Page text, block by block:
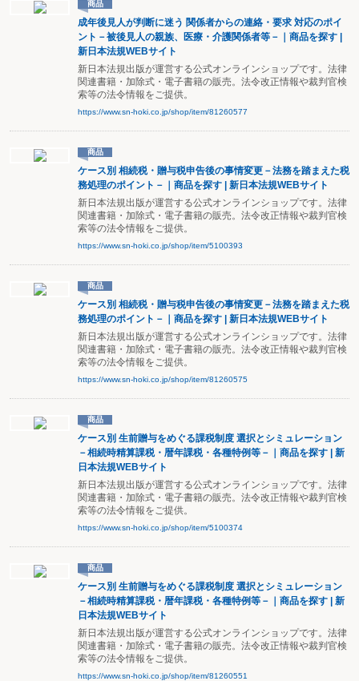
商品
成年後見人が判断に迷う 関係者からの連絡・要求 対応のポイ
ント－被後見人の親族、医療・介護関係者等－｜商品を探す |
新日本法規WEBサイト
新日本法規出版が運営する公式オンラインショップです。法律
関連書籍・加除式・電子書籍の販売。法令改正情報や裁判官検
索等の法令情報をご提供。
https://www.sn-hoki.co.jp/shop/item/81260577
商品
ケース別 相続税・贈与税申告後の事情変更－法務を踏まえた税
務処理のポイント－｜商品を探す | 新日本法規WEBサイト
新日本法規出版が運営する公式オンラインショップです。法律
関連書籍・加除式・電子書籍の販売。法令改正情報や裁判官検
索等の法令情報をご提供。
https://www.sn-hoki.co.jp/shop/item/5100393
商品
ケース別 相続税・贈与税申告後の事情変更－法務を踏まえた税
務処理のポイント－｜商品を探す | 新日本法規WEBサイト
新日本法規出版が運営する公式オンラインショップです。法律
関連書籍・加除式・電子書籍の販売。法令改正情報や裁判官検
索等の法令情報をご提供。
https://www.sn-hoki.co.jp/shop/item/81260575
商品
ケース別 生前贈与をめぐる課税制度 選択とシミュレーション
－相続時精算課税・暦年課税・各種特例等－｜商品を探す | 新
日本法規WEBサイト
新日本法規出版が運営する公式オンラインショップです。法律
関連書籍・加除式・電子書籍の販売。法令改正情報や裁判官検
索等の法令情報をご提供。
https://www.sn-hoki.co.jp/shop/item/5100374
商品
ケース別 生前贈与をめぐる課税制度 選択とシミュレーション
－相続時精算課税・暦年課税・各種特例等－｜商品を探す | 新
日本法規WEBサイト
新日本法規出版が運営する公式オンラインショップです。法律
関連書籍・加除式・電子書籍の販売。法令改正情報や裁判官検
索等の法令情報をご提供。
https://www.sn-hoki.co.jp/shop/item/81260551